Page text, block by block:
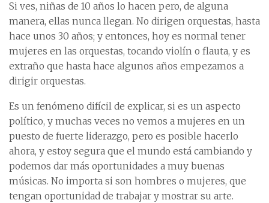
Si ves, niñas de 10 años lo hacen pero, de alguna
manera, ellas nunca llegan. No dirigen orquestas, hasta
hace unos 30 años; y entonces, hoy es normal tener
mujeres en las orquestas, tocando violín o flauta, y es
extraño que hasta hace algunos años empezamos a
dirigir orquestas.
Es un fenómeno difícil de explicar, si es un aspecto
político, y muchas veces no vemos a mujeres en un
puesto de fuerte liderazgo, pero es posible hacerlo
ahora, y estoy segura que el mundo está cambiando y
podemos dar más oportunidades a muy buenas
músicas. No importa si son hombres o mujeres, que
tengan oportunidad de trabajar y mostrar su arte.